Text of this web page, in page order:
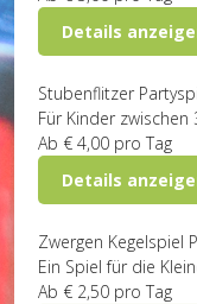
Details
Stubenflitzer
Für Kinder zwischen
Ab € 4,00 pro Tag
Details
Zwergen Kegelspiel
Ein Spiel für die
Ab € 2,50 pro Tag